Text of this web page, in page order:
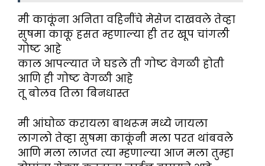
मी काकूंना अनिता वहिनींचे मेसेज दाखवले तेव्हा
सुषमा काकू हसत म्हणाल्या ही तर खूप चांगली
गोष्ट आहे
काल आपल्यात जे घडले ती गोष्ट वेगळी होती
आणि ही गोष्ट वेगळी आहे
तू बोलव तिला बिनधास्त
मी आंघोळ करायला बाथरूम मध्ये जायला
लागलो तेव्हा सुषमा काकूंनी मला परत थांबवले
आणि मला लाजत त्या म्हणाल्या आज मला तुम्हा